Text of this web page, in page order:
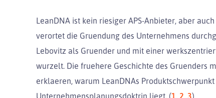
LeanDNA ist kein riesiger APS-Anbieter, aber
verortet die Gruendung des Unternehmens
Lebovitz als Gruender und mit einer
wurzelt. Die fruehere Geschichte des Gruenders
erklaeren, warum LeanDNAs
Unternehmensplanungsdoktrin liegt. (1, 2, 3)